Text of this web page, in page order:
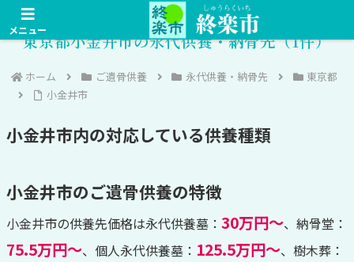
東京都小金井市の永代供養・納骨先（1件）
ホーム ご遺骨供養 永代供養・納骨先
東京都
小金井市
小金井市内の対応している供養種類
小金井市のご遺骨供養の特徴
小金井市の供養先価格は永代供養墓： 30万円～、納骨堂：
75.5万円～、個人永代供養墓： 125.5万円～、樹木葬：
メニュー